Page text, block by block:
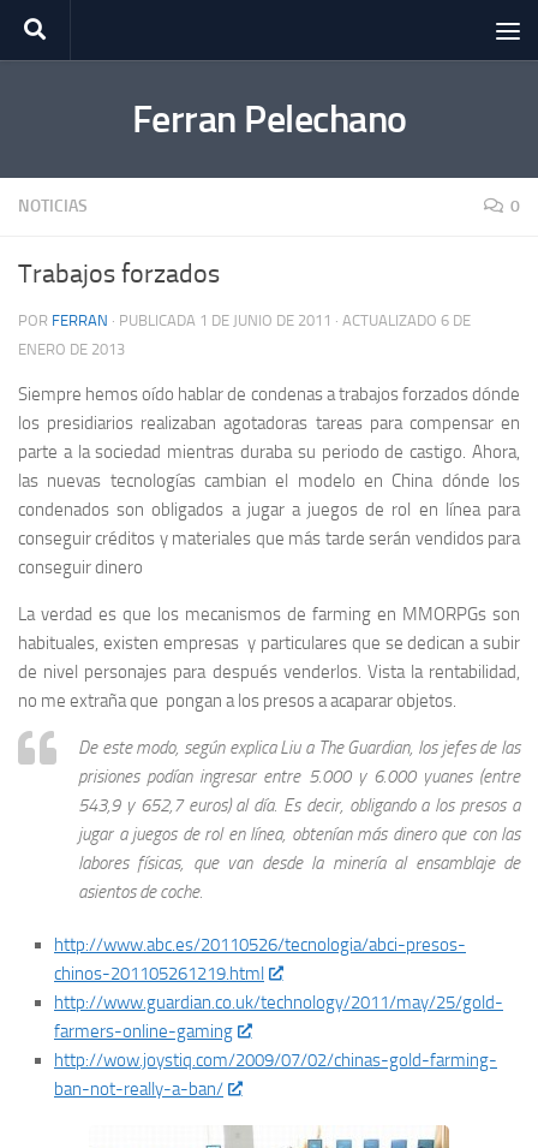
Saltar al contenido
Ferran Pelechano
NOTICIAS 0
Trabajos forzados
POR FERRAN · PUBLICADA 1 DE JUNIO DE 2011 · ACTUALIZADO 6 DE
ENERO DE 2013
Siempre hemos oído hablar de condenas a trabajos forzados dónde
los presidiarios realizaban agotadoras tareas para compensar en
parte a la sociedad mientras duraba su periodo de castigo. Ahora,
las nuevas tecnologías cambian el modelo en China dónde los
condenados son obligados a jugar a juegos de rol en línea para
conseguir créditos y materiales que más tarde serán vendidos para
conseguir dinero
La verdad es que los mecanismos de farming en MMORPGs son
habituales, existen empresas y particulares que se dedican a subir
de nivel personajes para después venderlos. Vista la rentabilidad,
no me extraña que pongan a los presos a acaparar objetos.
De este modo, según explica Liu a The Guardian, los jefes de las
prisiones podían ingresar entre 5.000 y 6.000 yuanes (entre
543,9 y 652,7 euros) al día. Es decir, obligando a los presos a
jugar a juegos de rol en línea, obtenían más dinero que con las
labores físicas, que van desde la minería al ensamblaje de
asientos de coche.
http://www.abc.es/20110526/tecnologia/abci-presos-
chinos-201105261219.html
http://www.guardian.co.uk/technology/2011/may/25/gold-
farmers-online-gaming
http://wow.joystiq.com/2009/07/02/chinas-gold-farming-
ban-not-really-a-ban/